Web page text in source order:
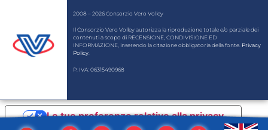
2008 – 2026 Consorzio Vero Volley
Il Consorzio Vero Volley autorizza la riproduzione totale e/o parziale dei
contenuti a scopo di RECENSIONE, CONDIVISIONE ED
INFORMAZIONE, inserendo la citazione obbligatoria della fonte. Privacy
Policy.
P. IVA: 06315490968
Le tue preferenze relative alla privacy